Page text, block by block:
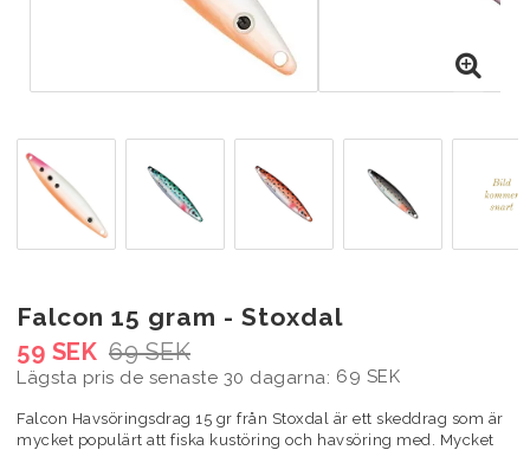
Falcon 15 gram - Stoxdal
69 SEK
59 SEK
Lägsta pris de senaste 30 dagarna 69 SEK
Falcon Havsöringsdrag 15 gr från Stoxdal är ett skeddrag som är
mycket populärt att fiska kustöring och havsöring med. Mycket